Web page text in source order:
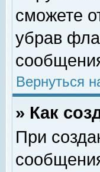
сможете
убрав
Вернуться
» Как
При